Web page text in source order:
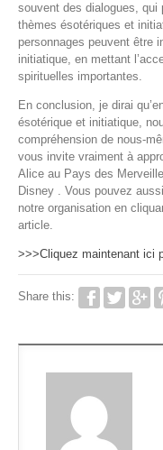
souvent des dialogues, qui
thèmes ésotériques et
personnages peuvent être
initiatique, en mettant
spirituelles importantes.
En conclusion, je dirai
ésotérique et initiatique,
compréhension de nous-
vous invite vraiment à
Alice au Pays des
Disney . Vous pouvez
notre organisation en
article.
>>>Cliquez maintenant ici
Share this: